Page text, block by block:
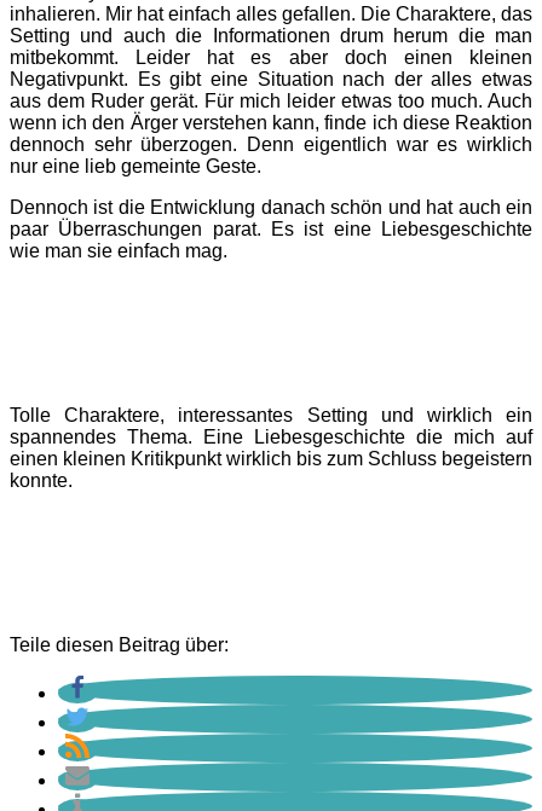
inhalieren. Mir hat einfach alles gefallen. Die Charaktere, das
Setting und auch die Informationen drum herum die man
mitbekommt. Leider hat es aber doch einen kleinen
Negativpunkt. Es gibt eine Situation nach der alles etwas
aus dem Ruder gerät. Für mich leider etwas too much. Auch
wenn ich den Ärger verstehen kann, finde ich diese Reaktion
dennoch sehr überzogen. Denn eigentlich war es wirklich
nur eine lieb gemeinte Geste.
Dennoch ist die Entwicklung danach schön und hat auch ein
paar Überraschungen parat. Es ist eine Liebesgeschichte
wie man sie einfach mag.
Tolle Charaktere, interessantes Setting und wirklich ein
spannendes Thema. Eine Liebesgeschichte die mich auf
einen kleinen Kritikpunkt wirklich bis zum Schluss begeistern
konnte.
Teile diesen Beitrag über: